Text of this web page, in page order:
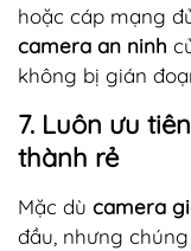
hoặc cáp mạng
camera an ninh
không bị gián
7. Luôn ưu
thành rẻ
Mặc dù camera
đầu, nhưng